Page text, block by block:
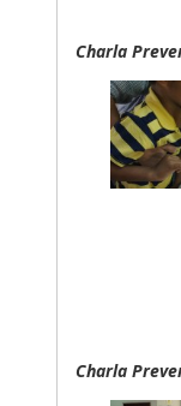
Charla
Charla